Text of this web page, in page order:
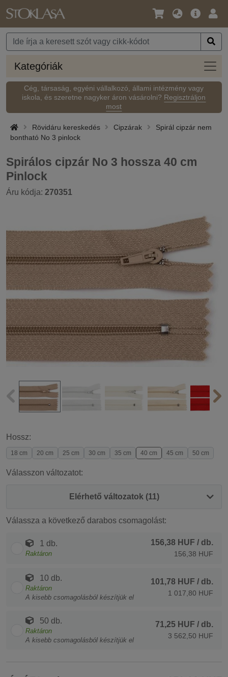
Nyelv
Pénznem
Fő
Kategóriák
Cég, társaság, egyéni vállalkozó, állami intézmény vagy
iskola, és szeretne nagyker áron vásárolni? Regisztráljon
most
Rövidáru kereskedés Cipzárak
Spirál cipzár nem
bontható No 3 pinlock
Spirálos cipzár No 3 hossza 40 cm
Pinlock
Áru kódja: 270351
Hossz:
18 cm 20 cm 25 cm 30 cm 35 cm 40 cm 45 cm 50 cm
Válasszon változatot:
Elérhető változatok (11)
Válassza a következő darabos csomagolást:
1 db.
Raktáron
156,38 HUF / db.
156,38 HUF
10 db.
Raktáron
A kisebb csomagolásból készítjük el
101,78 HUF / db.
1 017,80 HUF
50 db.
Raktáron
A kisebb csomagolásból készítjük el
71,25 HUF / db.
3 562,50 HUF